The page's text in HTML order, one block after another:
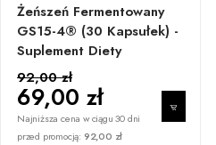
Żeńszeń Fermentowany
GS15-4® (30 Kapsułek) -
Suplement Diety
92,00 zł
69,00 zł
Najniższa cena w ciągu 30 dni
przed promocją: 92,00 zł